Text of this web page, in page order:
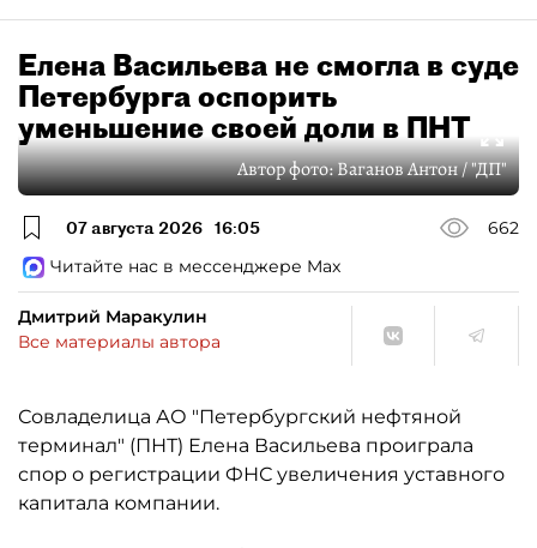
Елена Васильева не смогла в суде
Петербурга оспорить
уменьшение своей доли в ПНТ
Автор фото:Ваганов Антон / "ДП"
07 августа 2026 16:05
662
Читайте нас в мессенджере Max
Дмитрий Маракулин
Все материалы автора
Совладелица АО "Петербургский нефтяной
терминал" (ПНТ) Елена Васильева проиграла
спор о регистрации ФНС увеличения уставного
капитала компании.